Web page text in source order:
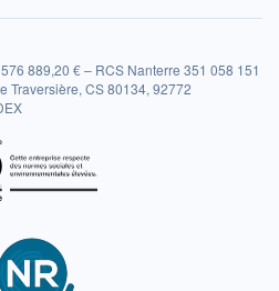
889,20 € – RCS Nanterre 351 058 151
Traversière, CS 80134, 92772